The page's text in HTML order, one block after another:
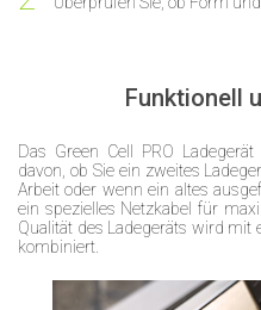
Funktionell
Das Green Cell PRO
davon, ob Sie ein zweites
Arbeit oder wenn ein altes
ein spezielles Netzkabel für
Qualität des Ladegeräts wird mit
kombiniert.